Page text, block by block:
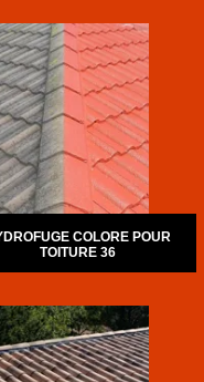
COLORE POUR
TOITURE 36